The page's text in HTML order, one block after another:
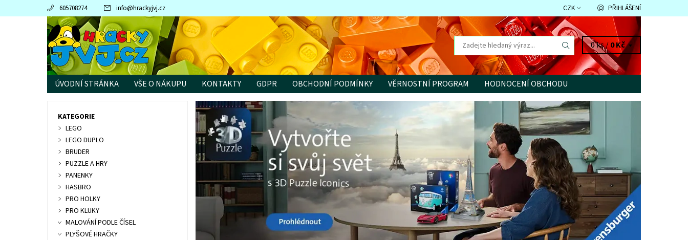
605708274 info@hrackyjvj.cz CZK PŘIHLÁŠENÍ
0 ks /0 Kč
ÚVODNÍ STRÁNKA VŠE O NÁKUPU KONTAKTY GDPR OBCHODNÍ PODMÍNKY VĚRNOSTNÍ PROGRAM
HODNOCENÍ OBCHODU
KATEGORIE
LEGO
LEGO DUPLO
BRUDER
PUZZLE A HRY
PANENKY
HASBRO
PRO HOLKY
PRO KLUKY
MALOVÁNÍ PODLE ČÍSEL
PLYŠOVÉ HRAČKY